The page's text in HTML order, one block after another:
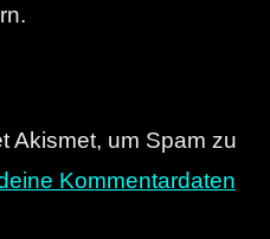
Akismet, um Spam zu
Kommentardaten